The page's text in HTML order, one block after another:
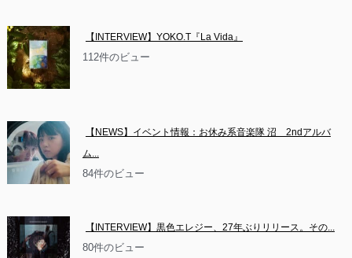
【INTERVIEW】YOKO.T『La Vida』
112件のビュー
【NEWS】イベント情報：お休み系音楽隊 沼　2ndアルバ
ム...
84件のビュー
【INTERVIEW】黒色エレジー、27年ぶりリリース。その...
80件のビュー